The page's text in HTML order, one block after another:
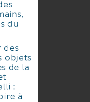
du
des
objets
de la
:
à